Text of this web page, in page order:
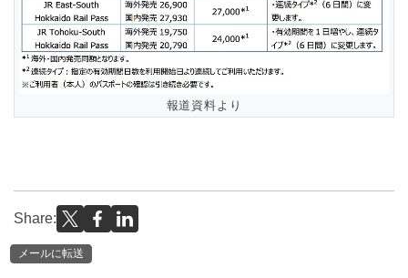
報道資料より
Share:
メールに転送